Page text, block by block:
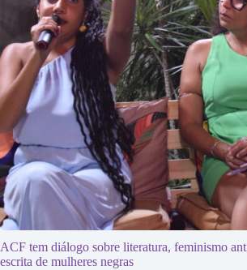
ACF tem diálogo sobre literatura, feminismo
escrita de mulheres negras